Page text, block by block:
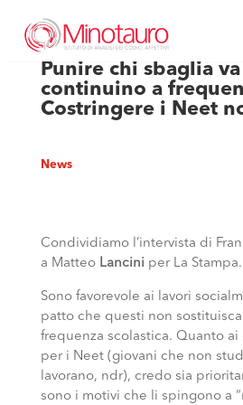
Punire chi sbaglia
continuino a
Costringere i Neet
News
Condividiamo l’intervista di
a Matteo Lancini per La Stampa.
Sono favorevole ai lavori
patto che questi non
frequenza scolastica. Quanto
per i Neet (giovani che non
lavorano, ndr), credo sia
sono i motivi che li spingono a